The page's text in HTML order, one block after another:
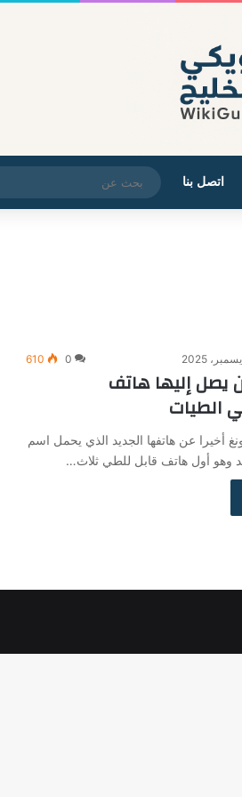
اتصل بنا
0
610
يصل إليها هاتف
الطيات
عن هاتفها الجديد الذي يحمل اسم
وهو أول هاتف قابل للطي ثلاث…